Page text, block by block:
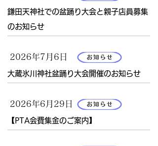
鎌田天神社での盆踊り大会と親子店員募集
のお知らせ
2026年7月6日
大蔵氷川神社盆踊り大会開催のお知らせ
2026年6月29日
【PTA会費集金のご案内】